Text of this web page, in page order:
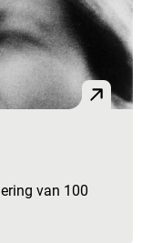
van 100